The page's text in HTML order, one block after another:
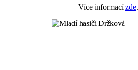
Více informacízde.